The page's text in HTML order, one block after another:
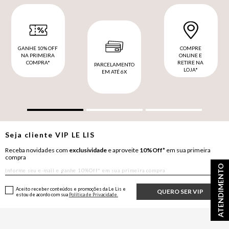
ATENDIMENTO
GANHE 10% OFF
NA PRIMEIRA
COMPRA*
PARCELAMENTO
EM ATÉ 6X
COMPRE
ONLINE E
RETIRE NA
LOJA*
Seja clienteVIP LE LIS
Receba novidades com exclusividade e aproveite 10%Off* em sua primeira
compra
QUERO SER VIP
Aceito receber conteúdos e promoções da Le Lis e
estou de acordo com sua Política de Privacidade.